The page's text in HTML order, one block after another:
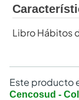
Libro Hábitos
Este producto
Cencosud -